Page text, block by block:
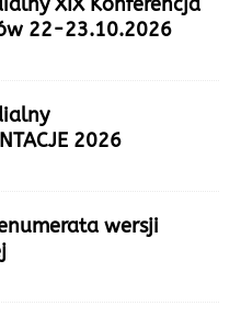
22-23.10.2026
2026
wersji